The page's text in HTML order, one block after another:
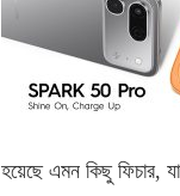
হয়েছে এমন কিছু ফিচার,